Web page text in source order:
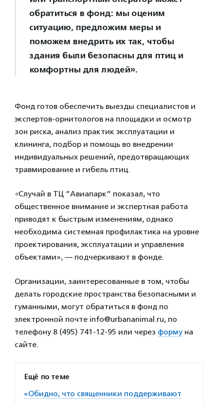
обратиться в фонд: мы оценим
ситуацию, предложим меры и
поможем внедрить их так, чтобы
здания были безопасны для птиц и
комфортны для людей».
Фонд готов обеспечить выезды специалистов и
экспертов-орнитологов на площадки и осмотр
зон риска, анализ практик эксплуатации и
клининга, подбор и помощь во внедрении
индивидуальных решений, предотвращающих
травмирование и гибель птиц.
«Случай в ТЦ ”Авиапарк” показал, что
общественное внимание и экспертная работа
приводят к быстрым изменениям, однако
необходима системная профилактика на уровне
проектирования, эксплуатации и управления
объектами», — подчеркивают в фонде.
Организации, заинтересованные в том, чтобы
делать городские пространства безопасными и
гуманными, могут обратиться в фонд по
электронной почте info@urbananimal.ru, по
телефону 8 (495) 741-12-95 или через форму на
сайте.
Ещё по теме
«Обидно, что священники поддерживают